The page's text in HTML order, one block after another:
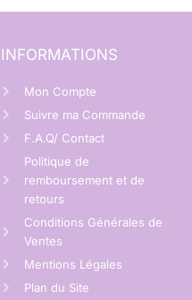
INFORMATIONS
Mon Compte
Suivre ma Commande
F.A.Q/ Contact
Politique de
remboursement et de
retours
Conditions Générales de
Ventes
Mentions Légales
Plan du Site